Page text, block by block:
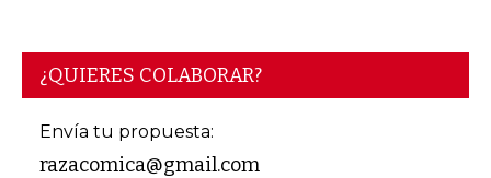
¿QUIERES COLABORAR?
Envía tu propuesta:
razacomica@gmail.com